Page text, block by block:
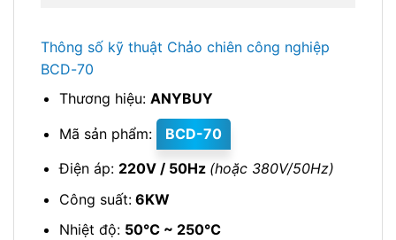
Thông số kỹ thuật Chảo chiên công nghiệp
BCD-70
Thương hiệu: ANYBUY
Mã sản phẩm:
BCD-70
Điện áp: 220V / 50Hz (hoặc 380V/50Hz)
Công suất:6KW
Nhiệt độ: 50℃ ~ 250℃